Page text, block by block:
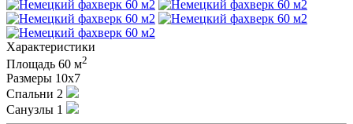
Характеристики
Площадь 60 м2
Размеры 10х7
Спальни 2
Санузлы 1